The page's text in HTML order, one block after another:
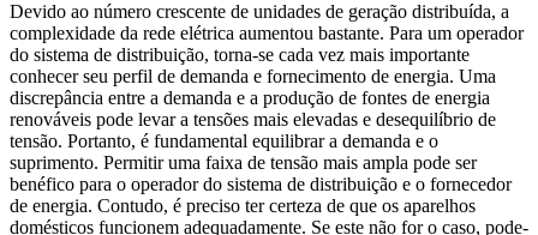
Devido ao número crescente de unidades de geração distribuída, a
complexidade da rede elétrica aumentou bastante. Para um operador
do sistema de distribuição, torna-se cada vez mais importante
conhecer seu perfil de demanda e fornecimento de energia. Uma
discrepância entre a demanda e a produção de fontes de energia
renováveis pode levar a tensões mais elevadas e desequilíbrio de
tensão. Portanto, é fundamental equilibrar a demanda e o
suprimento. Permitir uma faixa de tensão mais ampla pode ser
benéfico para o operador do sistema de distribuição e o fornecedor
de energia. Contudo, é preciso ter certeza de que os aparelhos
domésticos funcionem adequadamente. Se este não for o caso, pode-